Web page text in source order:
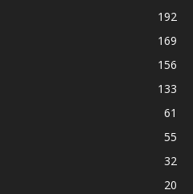
192
169
156
133
61
55
32
20